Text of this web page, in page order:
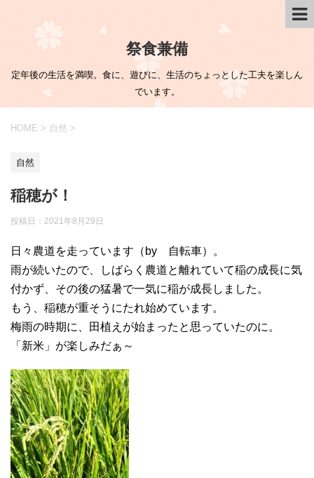
祭食兼備
定年後の生活を満喫。食に、遊びに、生活のちょっとした工夫を楽しん
でいます。
HOME > 自然 >
自然
稲穂が！
投稿日： 2021年8月29日
日々農道を走っています（by 自転車）。
雨が続いたので、しばらく農道と離れていて稲の成長に気
付かず、その後の猛暑で一気に稲が成長しました。
もう、稲穂が重そうにたれ始めています。
梅雨の時期に、田植えが始まったと思っていたのに。
「新米」が楽しみだぁ～